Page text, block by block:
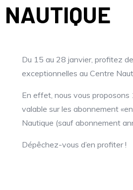
NAUTIQUE
Du 15 au 28 janvier, profitez
exceptionnelles au Centre
En effet, nous vous proposons
valable sur les abonnement
Nautique (sauf abonnement
Dépêchez-vous d’en profiter !